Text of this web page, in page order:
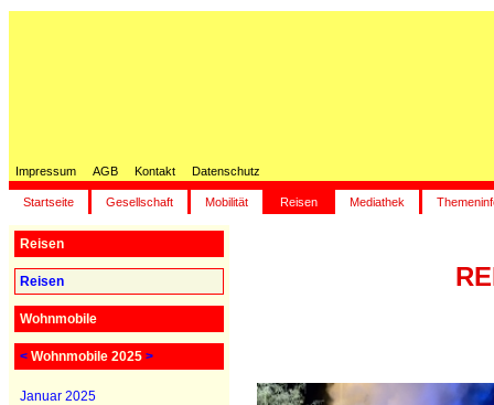
Impressum AGB Kontakt Datenschutz
Startseite Gesellschaft Mobilität Reisen Mediathek
Reisen
Reisen
Wohnmobile
< Wohnmobile 2025 >
Januar 2025